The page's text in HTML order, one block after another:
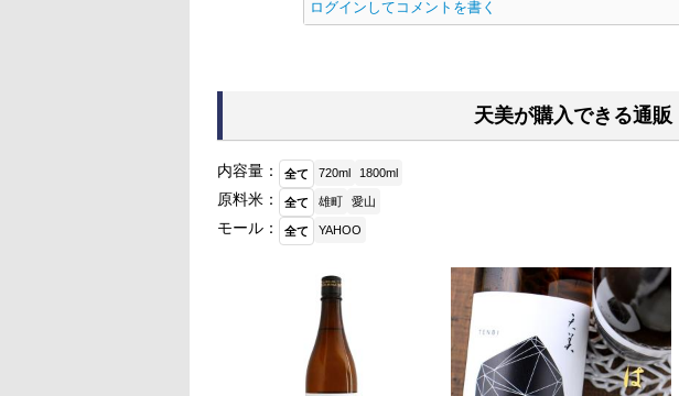
ログインしてコメントを書く
天美が購入できる通販
内容量： 全て 720ml 1800ml
原料米： 全て 雄町 愛山
モール： 全て YAHOO